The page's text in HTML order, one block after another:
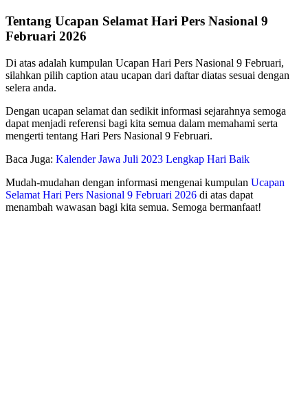
Tentang Ucapan Selamat Hari Pers Nasional 9
Februari 2026
Di atas adalah kumpulan Ucapan Hari Pers Nasional 9 Februari,
silahkan pilih caption atau ucapan dari daftar diatas sesuai dengan
selera anda.
Dengan ucapan selamat dan sedikit informasi sejarahnya semoga
dapat menjadi referensi bagi kita semua dalam memahami serta
mengerti tentang Hari Pers Nasional 9 Februari.
Baca Juga: Kalender Jawa Juli 2023 Lengkap Hari Baik
Mudah-mudahan dengan informasi mengenai kumpulan Ucapan
Selamat Hari Pers Nasional 9 Februari 2026 di atas dapat
menambah wawasan bagi kita semua. Semoga bermanfaat!